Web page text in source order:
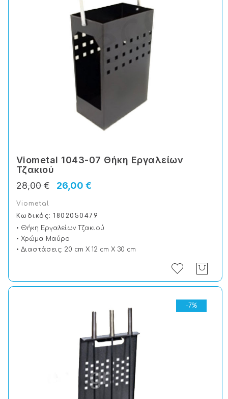
Viometal 1043-07 Θήκη Εργαλείων
Τζακιού
26,00 €
28,00 €
Viometal
Κωδικός: 1802050479
• Θήκη Εργαλείων Τζακιού
• Χρώμα Μαύρο
• Διαστάσεις: 20 cm X 12 cm X 30 cm
-7%